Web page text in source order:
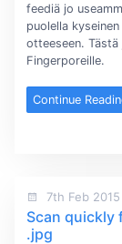
feediä jo
puolella
otteeseen.
Fingerporeille.
Continue
7th Feb 2015
Scan quickly
.jpg